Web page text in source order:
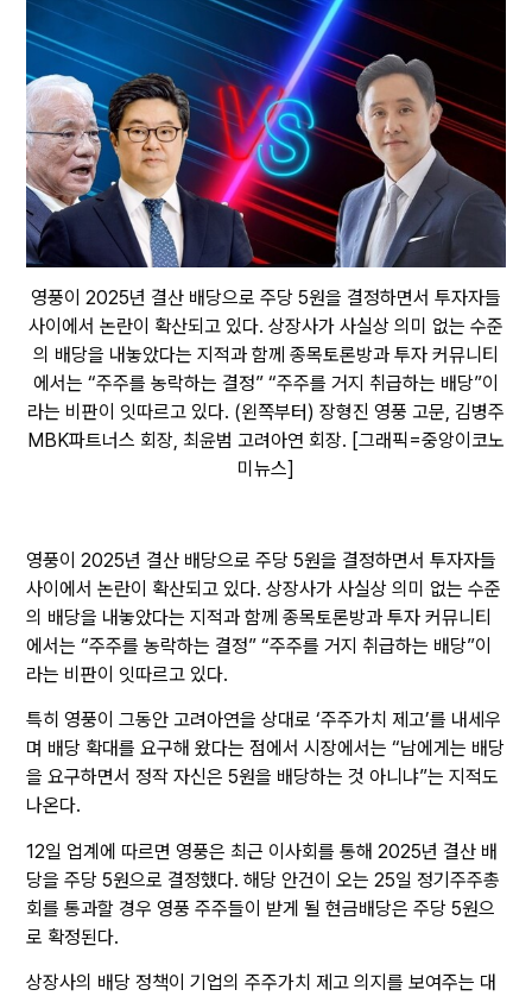
영풍이 2025년 결산 배당으로 주당 5원을 결정하면서 투자자들
사이에서 논란이 확산되고 있다. 상장사가 사실상 의미 없는 수준
의 배당을 내놓았다는 지적과 함께 종목토론방과 투자 커뮤니티
에서는 “주주를 농락하는 결정” “주주를 거지 취급하는 배당”이
라는 비판이 잇따르고 있다. (왼쪽부터) 장형진 영풍 고문, 김병주
MBK파트너스 회장, 최윤범 고려아연 회장. [그래픽=중앙이코노
미뉴스]
영풍이 2025년 결산 배당으로 주당 5원을 결정하면서 투자자들
사이에서 논란이 확산되고 있다. 상장사가 사실상 의미 없는 수준
의 배당을 내놓았다는 지적과 함께 종목토론방과 투자 커뮤니티
에서는 “주주를 농락하는 결정” “주주를 거지 취급하는 배당”이
라는 비판이 잇따르고 있다.
특히 영풍이 그동안 고려아연을 상대로 ‘주주가치 제고’를 내세우
며 배당 확대를 요구해 왔다는 점에서 시장에서는 “남에게는 배당
을 요구하면서 정작 자신은 5원을 배당하는 것 아니냐”는 지적도
나온다.
12일 업계에 따르면 영풍은 최근 이사회를 통해 2025년 결산 배
당을 주당 5원으로 결정했다. 해당 안건이 오는 25일 정기주주총
회를 통과할 경우 영풍 주주들이 받게 될 현금배당은 주당 5원으
로 확정된다.
상장사의 배당 정책이 기업의 주주가치 제고 의지를 보여주는 대